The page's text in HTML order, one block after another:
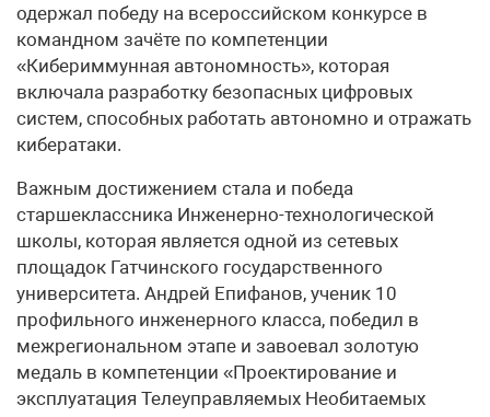
одержал победу на всероссийском конкурсе в
командном зачёте по компетенции
«Кибериммунная автономность», которая
включала разработку безопасных цифровых
систем, способных работать автономно и отражать
кибератаки.
Важным достижением стала и победа
старшеклассника Инженерно-технологической
школы, которая является одной из сетевых
площадок Гатчинского государственного
университета. Андрей Епифанов, ученик 10
профильного инженерного класса, победил в
межрегиональном этапе и завоевал золотую
медаль в компетенции «Проектирование и
эксплуатация Телеуправляемых Необитаемых